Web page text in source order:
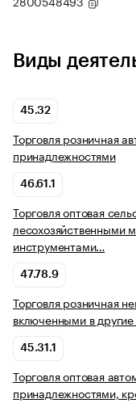
Виды
45.32
Торговля розничная
принадлежностями
46.61.1
Торговля оптовая
лесохозяйственными
инструментами…
47.78.9
Торговля розничная
включенными в
45.31.1
Торговля оптовая
принадлежностями,